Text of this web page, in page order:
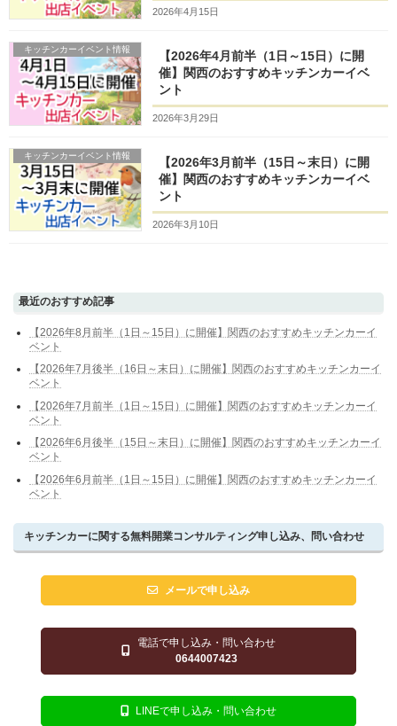
2026年4月15日
キッチンカーイベント情報
【2026年4月前半（1日～15日）に開
催】関西のおすすめキッチンカーイベ
ント
2026年3月29日
キッチンカーイベント情報
【2026年3月前半（15日～末日）に開
催】関西のおすすめキッチンカーイベ
ント
2026年3月10日
最近のおすすめ記事
【2026年8月前半（1日～15日）に開催】関西のおすすめキッチンカーイ
ベント
【2026年7月後半（16日～末日）に開催】関西のおすすめキッチンカーイ
ベント
【2026年7月前半（1日～15日）に開催】関西のおすすめキッチンカーイ
ベント
【2026年6月後半（15日～末日）に開催】関西のおすすめキッチンカーイ
ベント
【2026年6月前半（1日～15日）に開催】関西のおすすめキッチンカーイ
ベント
キッチンカーに関する無料開業コンサルティング申し込み、問い合わせ
メールで申し込み
電話で申し込み・問い合わせ
0644007423
LINEで申し込み・問い合わせ